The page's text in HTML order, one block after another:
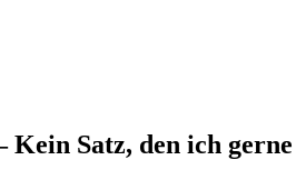
Kein Satz, den ich gerne